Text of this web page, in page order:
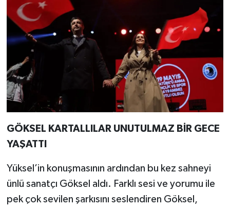
GÖKSEL KARTALLILAR UNUTULMAZ BİR GECE
YAŞATTI
Yüksel’in konuşmasının ardından bu kez sahneyi
ünlü sanatçı Göksel aldı. Farklı sesi ve yorumu ile
pek çok sevilen şarkısını seslendiren Göksel,